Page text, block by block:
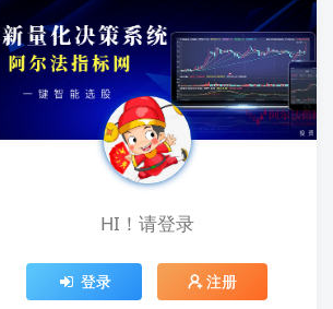
HI！请登录
登录 注册